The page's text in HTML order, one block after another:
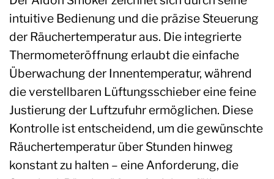
intuitive Bedienung und die präzise Steuerung
der Räuchertemperatur aus. Die integrierte
Thermometeröffnung erlaubt die einfache
Überwachung der Innentemperatur, während
die verstellbaren Lüftungsschieber eine feine
Justierung der Luftzufuhr ermöglichen. Diese
Kontrolle ist entscheidend, um die gewünschte
Räuchertemperatur über Stunden hinweg
konstant zu halten – eine Anforderung, die